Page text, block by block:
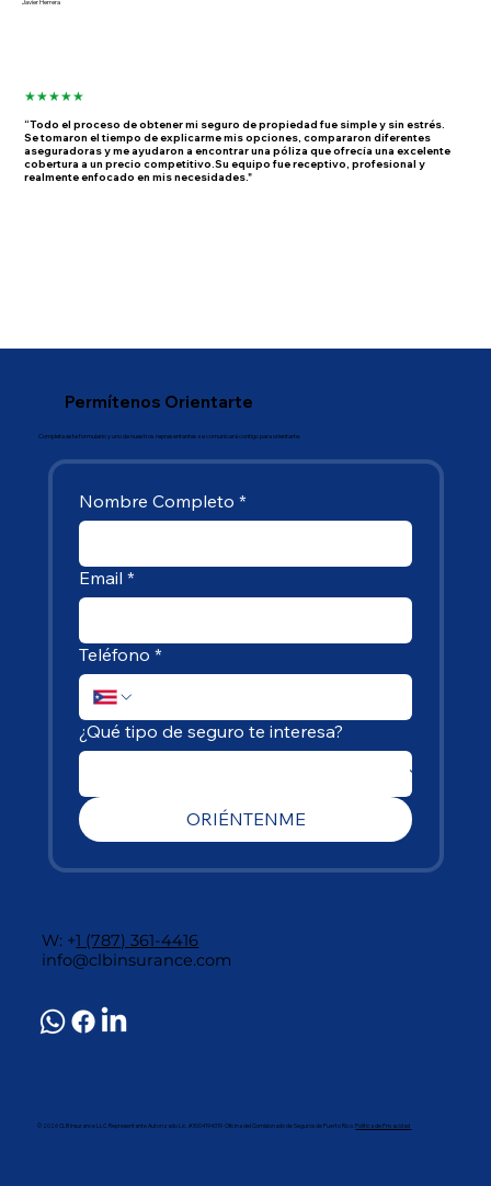
★★★★★
“Todo el proceso de obtener mi seguro de propiedad fue simple y sin estrés.
Se tomaron el tiempo de explicarme mis opciones, compararon diferentes
aseguradoras y me ayudaron a encontrar una póliza que ofrecía una excelente
cobertura a un precio competitivo.Su equipo fue receptivo, profesional y
realmente enfocado en mis necesidades."
Permítenos Orientarte
Completa este formulario y uno de nuestros representantes se comunicará contigo para orientarte:
Nombre Completo *
Email *
Teléfono *
¿Qué tipo de seguro te interesa?
ORIÉNTENME
W: +1 (787) 361-4416
info@clbinsurance.com
© 2026 CLB Insurance LLC. Representante Autorizado Lic. #3004194319· Oficina del Comisionado de Seguros de Puerto Rico. Política de Privacidad